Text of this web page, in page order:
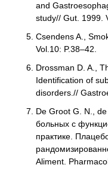
and
study// Gut. 1999.
Csendens A.,
Vol.10: P.38–42.
Drossman D. A.,
Identification of
disorders.//
De Groot G. N.,
больных с
практике.
Aliment.